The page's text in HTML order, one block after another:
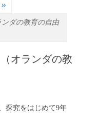
»
ダの教育の自由
オランダの教
探究をはじめて9年